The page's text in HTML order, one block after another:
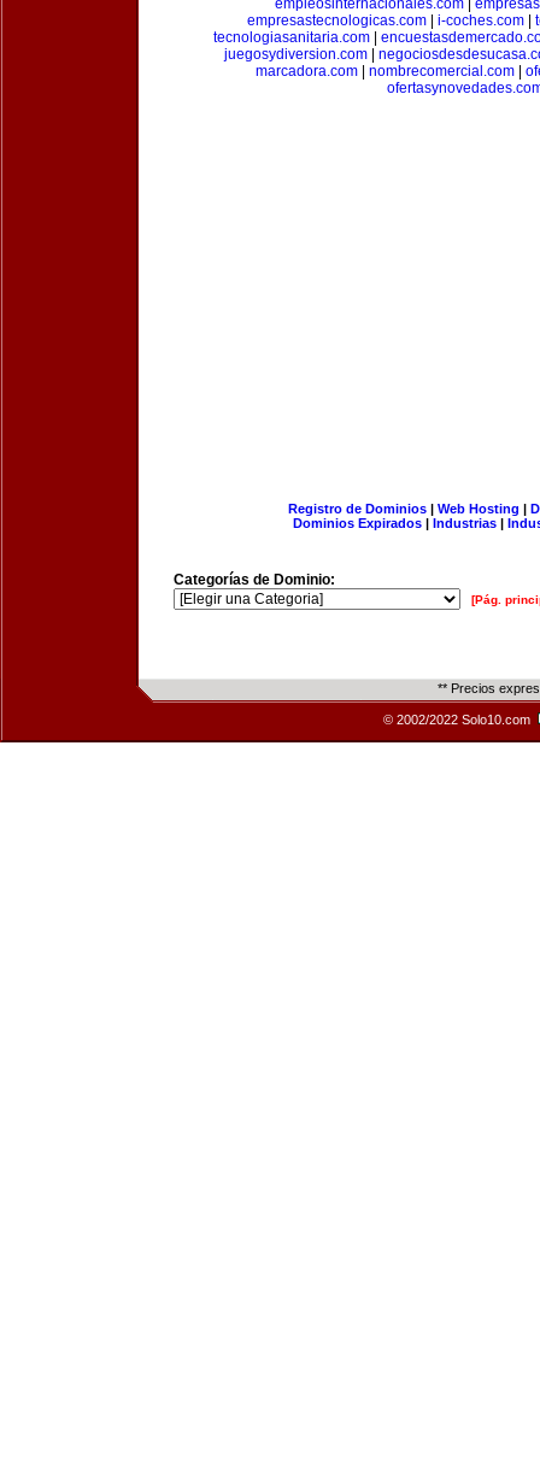
empleosinternacionales.com
empresastecnologicas.com
i-coches.com
tecnologiasanitaria.com|
juegosydiversion.com
marcadora.com| nombrecomercial.com|
Registro de Dominios| Web Hosting |
Dominios Expirados | Industrias |
Categorías de Dominio:
[Pág.
** Precios
© 2002/2022 Solo10.com